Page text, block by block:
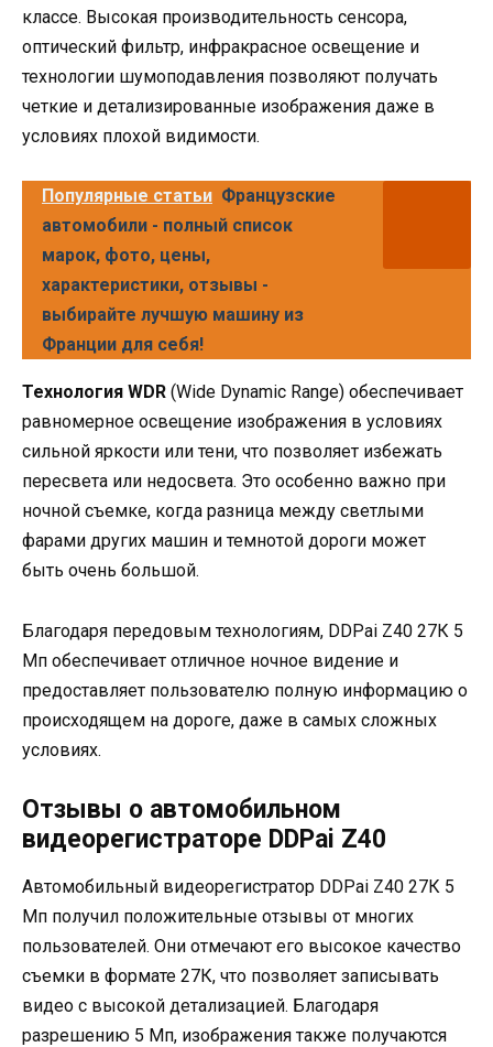
классе. Высокая производительность сенсора,
оптический фильтр, инфракрасное освещение и
технологии шумоподавления позволяют получать
четкие и детализированные изображения даже в
условиях плохой видимости.
Популярные статьи Французские
автомобили - полный список
марок, фото, цены,
характеристики, отзывы -
выбирайте лучшую машину из
Франции для себя!
Технология WDR (Wide Dynamic Range) обеспечивает
равномерное освещение изображения в условиях
сильной яркости или тени, что позволяет избежать
пересвета или недосвета. Это особенно важно при
ночной съемке, когда разница между светлыми
фарами других машин и темнотой дороги может
быть очень большой.
Благодаря передовым технологиям, DDPai Z40 27К 5
Мп обеспечивает отличное ночное видение и
предоставляет пользователю полную информацию о
происходящем на дороге, даже в самых сложных
условиях.
Отзывы о автомобильном
видеорегистраторе DDPai Z40
Автомобильный видеорегистратор DDPai Z40 27К 5
Мп получил положительные отзывы от многих
пользователей. Они отмечают его высокое качество
съемки в формате 27К, что позволяет записывать
видео с высокой детализацией. Благодаря
разрешению 5 Мп, изображения также получаются